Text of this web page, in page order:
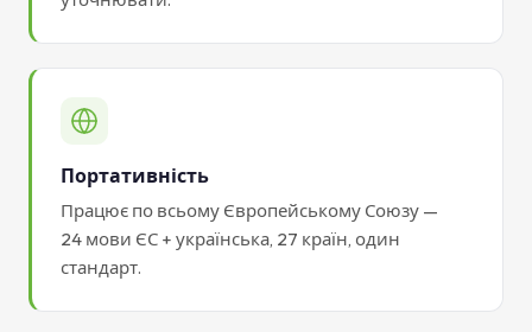
Портативність
Працює по всьому Європейському Союзу —
24 мови ЄС + українська, 27 країн, один
стандарт.